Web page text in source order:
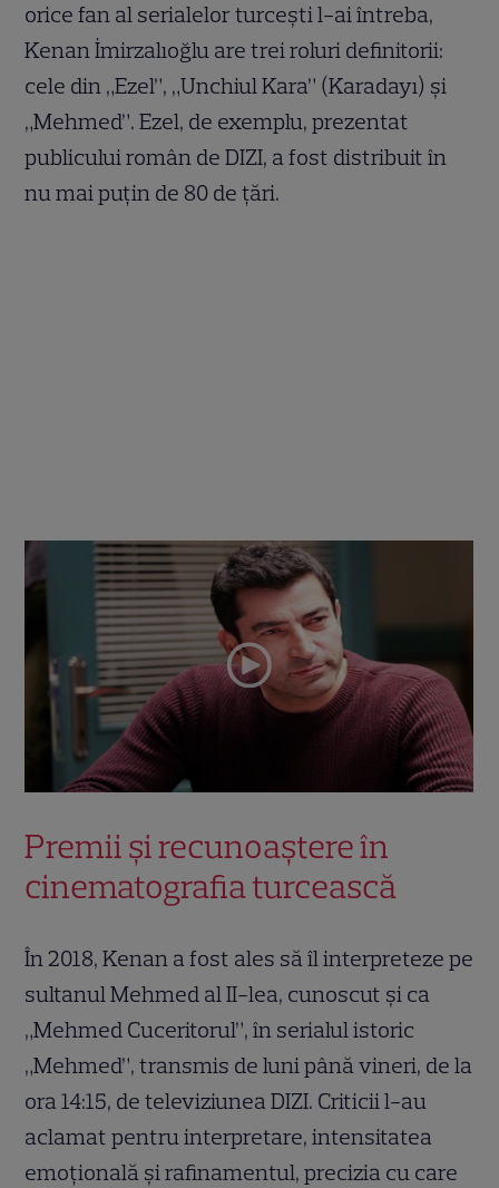
orice fan al serialelor turcești l-ai întreba,
Kenan İmirzalıoğlu are trei roluri definitorii:
cele din „Ezel”, „Unchiul Kara” (Karadayı) și
„Mehmed”. Ezel, de exemplu, prezentat
publicului român de DIZI, a fost distribuit în
nu mai puțin de 80 de țări.
Premii și recunoaștere în
cinematografia turcească
În 2018, Kenan a fost ales să îl interpreteze pe
sultanul Mehmed al II-lea, cunoscut și ca
„Mehmed Cuceritorul”, în serialul istoric
„Mehmed”, transmis de luni până vineri, de la
ora 14:15, de televiziunea DIZI. Criticii l-au
aclamat pentru interpretare, intensitatea
emoțională și rafinamentul, precizia cu care